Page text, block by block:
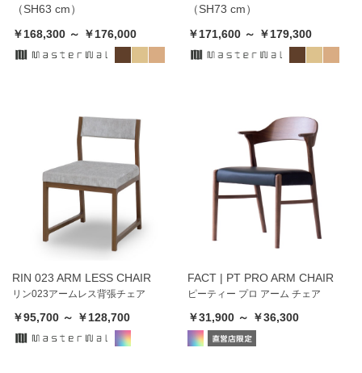
（SH63 cm）
￥168,300 ～ ￥176,000
（SH73 cm）
￥171,600 ～ ￥179,300
RIN 023 ARM LESS CHAIR
リン023アームレス背張チェア
￥95,700 ～ ￥128,700
FACT | PT PRO ARM CHAIR
ピーティー プロ アーム チェア
￥31,900 ～ ￥36,300